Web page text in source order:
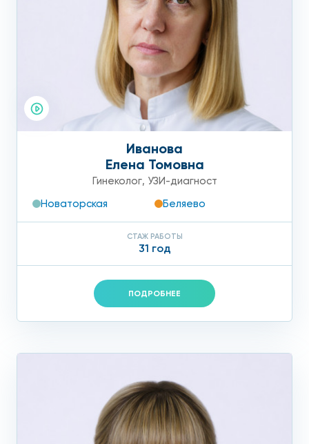
Иванова
Елена Томовна
Гинеколог, УЗИ-диагност
Новаторская
Беляево
СТАЖ РАБОТЫ
31 год
ПОДРОБНЕЕ